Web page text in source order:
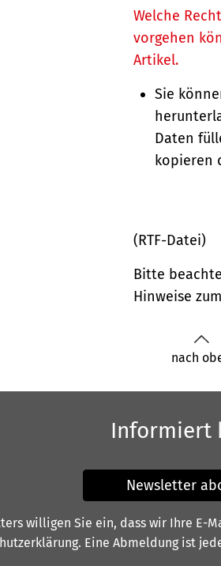
Welche
vorgehen
Artikel.
Sie
Daten
kopieren
(RTF-Datei)
Bitte
Hinweise zum
nach
Informiert
Newsletter
willigen Sie ein, dass wir Ihre E-
. Eine Abmeldung ist